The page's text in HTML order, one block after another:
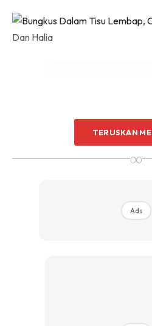
untuk
Rahsia dari IMPIANA,
Ads
TERUSKAN
∞
Ads